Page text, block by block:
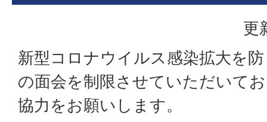
更
新型コロナウイルス感染拡大を
の面会を制限させていただいて
協力をお願いします。